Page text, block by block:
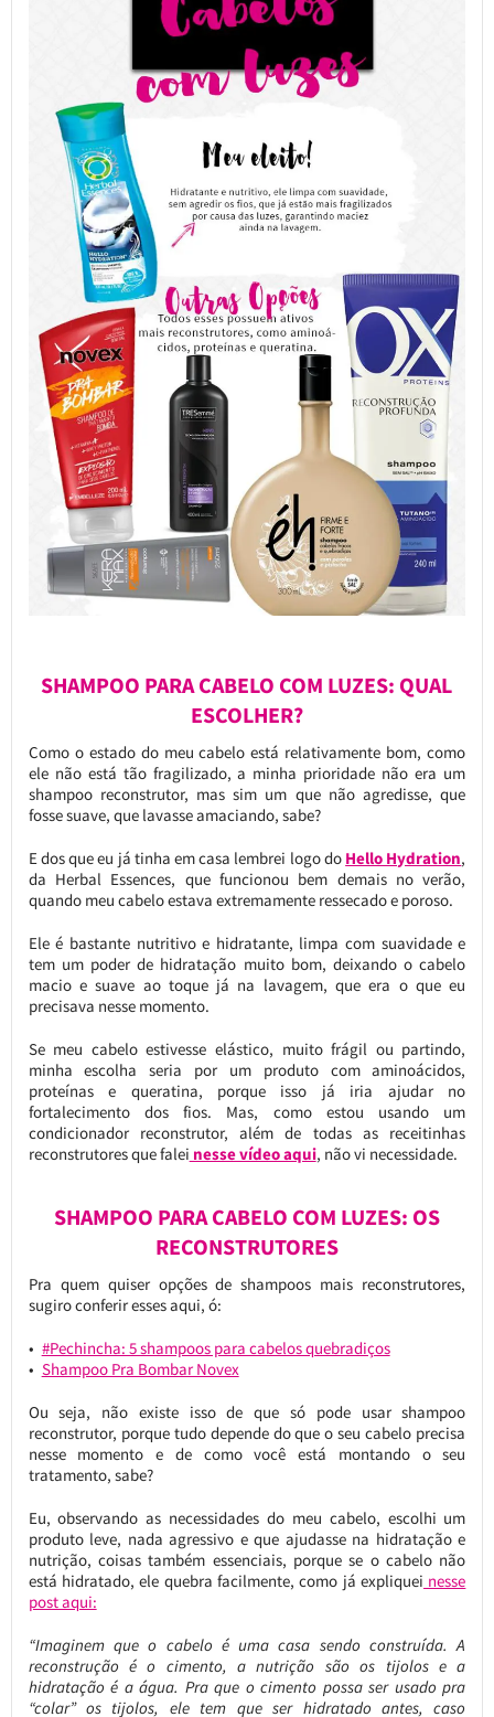
SHAMPOO PARA CABELO COM LUZES: QUAL
ESCOLHER?
Como o estado do meu cabelo está relativamente bom, como
ele não está tão fragilizado, a minha prioridade não era um
shampoo reconstrutor, mas sim um que não agredisse, que
fosse suave, que lavasse amaciando, sabe?
E dos que eu já tinha em casa lembrei logo do Hello Hydration,
da Herbal Essences, que funcionou bem demais no verão,
quando meu cabelo estava extremamente ressecado e poroso.
Ele é bastante nutritivo e hidratante, limpa com suavidade e
tem um poder de hidratação muito bom, deixando o cabelo
macio e suave ao toque já na lavagem, que era o que eu
precisava nesse momento.
Se meu cabelo estivesse elástico, muito frágil ou partindo,
minha escolha seria por um produto com aminoácidos,
proteínas e queratina, porque isso já iria ajudar no
fortalecimento dos fios. Mas, como estou usando um
condicionador reconstrutor, além de todas as receitinhas
reconstrutores que falei nesse vídeo aqui, não vi necessidade.
SHAMPOO PARA CABELO COM LUZES: OS
RECONSTRUTORES
Pra quem quiser opções de shampoos mais reconstrutores,
sugiro conferir esses aqui, ó:
#Pechincha: 5 shampoos para cabelos quebradiços
Shampoo Pra Bombar Novex
Ou seja, não existe isso de que só pode usar shampoo
reconstrutor, porque tudo depende do que o seu cabelo precisa
nesse momento e de como você está montando o seu
tratamento, sabe?
Eu, observando as necessidades do meu cabelo, escolhi um
produto leve, nada agressivo e que ajudasse na hidratação e
nutrição, coisas também essenciais, porque se o cabelo não
está hidratado, ele quebra facilmente, como já expliquei nesse
post aqui:
“Imaginem que o cabelo é uma casa sendo construída. A
reconstrução é o cimento, a nutrição são os tijolos e a
hidratação é a água. Pra que o cimento possa ser usado pra
“colar” os tijolos, ele tem que ser hidratado antes, caso